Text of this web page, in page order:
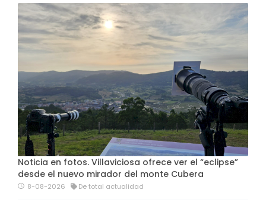
Noticia en fotos. Villaviciosa ofrece ver el “eclipse”
desde el nuevo mirador del monte Cubera
8-08-2026 De total actualidad